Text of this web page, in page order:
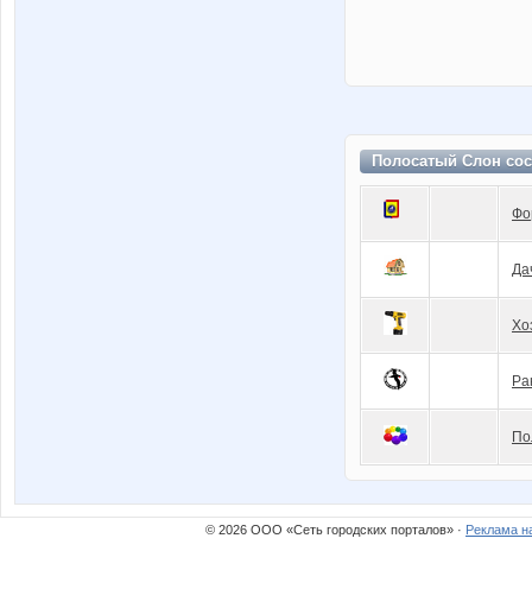
Полосатый Слон
© 2026 ООО «Сеть городских порталов» · Реклама